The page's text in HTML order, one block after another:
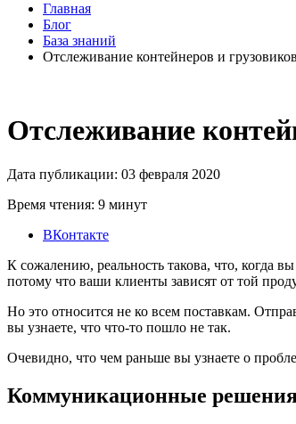
Главная
Блог
База знаний
Отслеживание контейнеров и
Отслеживание
Дата публикации: 03 февраля 2020
Время чтения: 9 минут
ВКонтакте
К сожалению, реальность такова, что, когда
потому что ваши клиенты зависят от той
Но это относится не ко всем поставкам.
вы узнаете, что что-то пошло не так.
Очевидно, что чем раньше вы узнаете о
Коммуникационные